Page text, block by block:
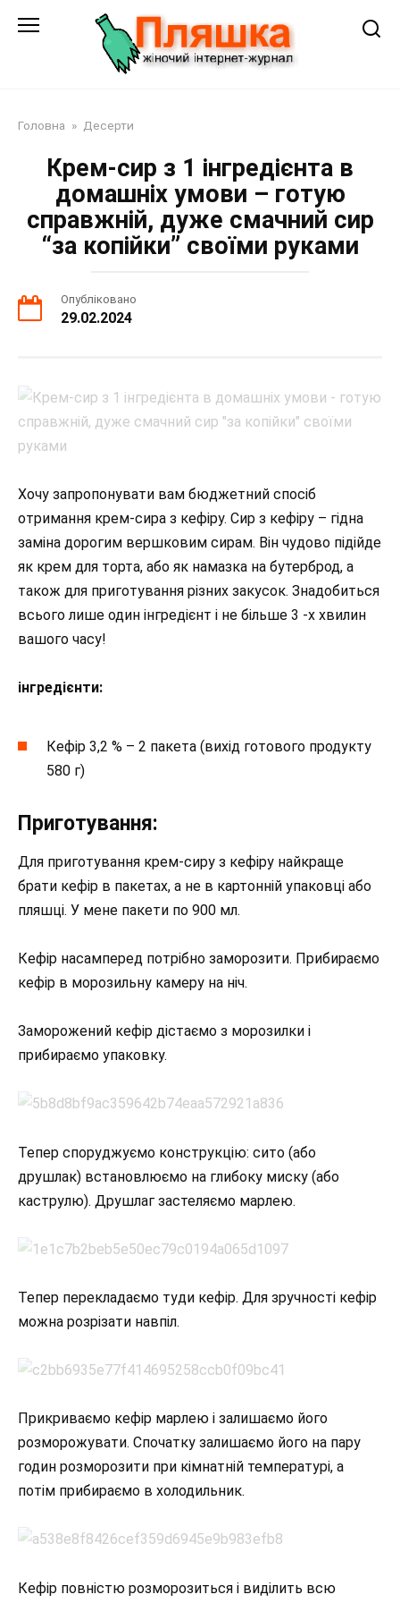
Головна » Десерти
Крем-сир з 1 інгредієнта в
домашніх умови – готую
справжній, дуже смачний сир
“за копійки” своїми руками
Опубліковано
29.02.2024
Хочу запропонувати вам бюджетний спосіб
отримання крем-сира з кефіру. Сир з кефіру – гідна
заміна дорогим вершковим сирам. Він чудово підійде
як крем для торта, або як намазка на бутерброд, а
також для приготування різних закусок. Знадобиться
всього лише один інгредієнт і не більше 3 -х хвилин
вашого часу!
інгредієнти:
Кефір 3,2 % – 2 пакета (вихід готового продукту
580 г)
Приготування:
Для приготування крем-сиру з кефіру найкраще
брати кефір в пакетах, а не в картонній упаковці або
пляшці. У мене пакети по 900 мл.
Кефір насамперед потрібно заморозити. Прибираємо
кефір в морозильну камеру на ніч.
Заморожений кефір дістаємо з морозилки і
прибираємо упаковку.
Тепер споруджуємо конструкцію: сито (або
друшлак) встановлюємо на глибоку миску (або
каструлю). Друшлаг застеляємо марлею.
Тепер перекладаємо туди кефір. Для зручності кефір
можна розрізати навпіл.
Прикриваємо кефір марлею і залишаємо його
розморожувати. Спочатку залишаємо його на пару
годин розморозити при кімнатній температурі, а
потім прибираємо в холодильник.
Кефір повністю розморозиться і виділить всю